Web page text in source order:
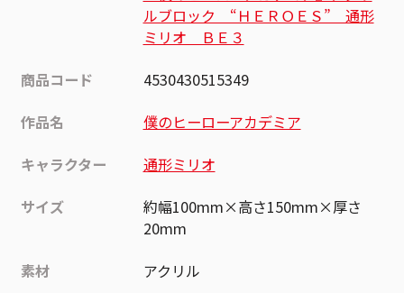
ルブロック “ＨＥＲＯＥＳ” 通形
ミリオ ＢＥ３
商品コード
4530430515349
作品名
僕のヒーローアカデミア
キャラクター
通形ミリオ
サイズ
約幅100mm×高さ150mm×厚さ
20mm
素材
アクリル